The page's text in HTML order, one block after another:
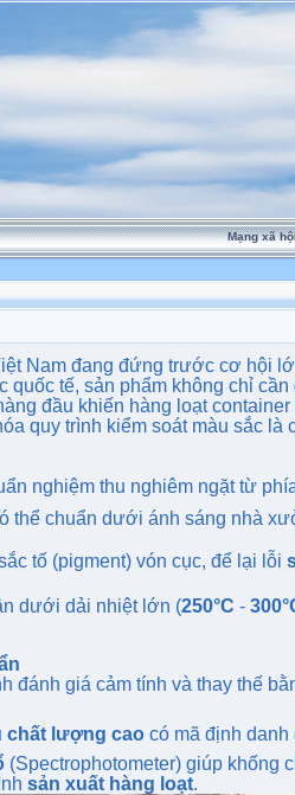
Mạng xã
Nam đang đứng trước cơ hội
tế, sản phẩm không chỉ
đầu khiến hàng loạt
quy trình kiểm soát màu sắc
nghiệm thu nghiêm ngặt từ
thể chuẩn dưới ánh sáng nhà
tố (pigment) vón cục, để lại lỗi
dưới dải nhiệt lớn (250°C -
giá cảm tính và thay thế
chất lượng cao có mã định
(Spectrophotometer) giúp khống
sản xuất hàng loạt.